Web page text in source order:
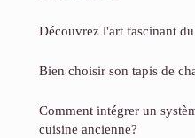
Découvrez l'art fascinant
Bien choisir son tapis de
Comment intégrer un
cuisine ancienne?